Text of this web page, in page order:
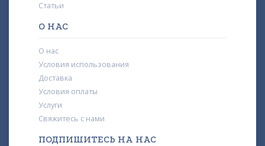
Статьи
О НАС
О нас
Условия использования
Доставка
Условия оплаты
Услуги
Свяжитесь с нами
ПОДПИШИТЕСЬ НА НАС